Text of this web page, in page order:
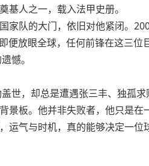
基人之一，载入法甲史册。
队的大门，依旧对他紧闭。
放眼全球，任何前锋在这三位
憾。
世，却总是遭遇张三丰、独孤
景板。他并非失败者，他只是
气与时机，真的能够决定一位